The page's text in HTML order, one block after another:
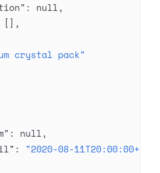
: null,
[],
crystal pack"
: null,
: "2020-08-